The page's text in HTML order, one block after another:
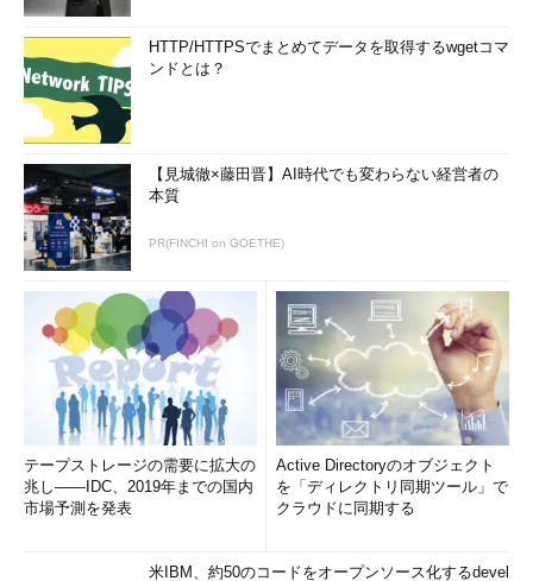
HTTP/HTTPSでまとめてデータを取得するwgetコマ
ンドとは？
【見城徹×藤田晋】AI時代でも変わらない経営者の
本質
PR(FINCHI on GOETHE)
テープストレージの需要に拡大の
兆し――IDC、2019年までの国内
市場予測を発表
Active Directoryのオブジェクト
を「ディレクトリ同期ツール」で
クラウドに同期する
米IBM、約50のコードをオープンソース化するdevel